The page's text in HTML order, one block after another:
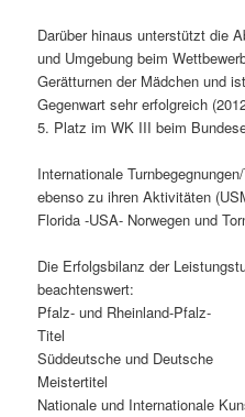
Darüber hinaus unterstützt die
und Umgebung beim
Gerätturnen der Mädchen und
Gegenwart sehr erfolgreich
5. Platz im WK III beim
Internationale
ebenso zu ihren Aktivitäten
Florida -USA- Norwegen und
Die Erfolgsbilanz der
beachtenswert:
Pfalz- und Rheinland-Pfalz-
Titel
Süddeutsche und Deutsche
Nationale und Internationale